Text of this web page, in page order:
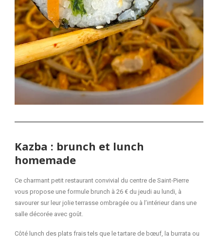
Kazba : brunch et lunch
homemade
Ce charmant petit restaurant convivial du centre de Saint-Pierre
vous propose une formule brunch à 26 € du jeudi au lundi, à
savourer sur leur jolie terrasse ombragée ou à l’intérieur dans une
salle décorée avec goût.
Côté lunch des plats frais tels que le tartare de bœuf, la burrata ou